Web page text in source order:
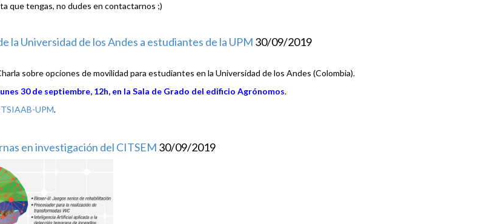
que tengas, no dudes en contactarnos ;)
la Universidad de los Andes a estudiantes de la UPM 30/09/2019
sobre opciones de movilidad para estudiantes en la Universidad de los Andes (Colombia).
30 de septiembre, 12h, en la Sala de Grado del edificio Agrónomos.
UPM.
en investigación del CITSEM 30/09/2019